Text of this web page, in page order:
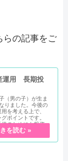
らの記事をご
運用 長期投
（男の子）が生ま
りました。今後の
を考える上で、
ポイントです。
供のためにも投資
思いま...